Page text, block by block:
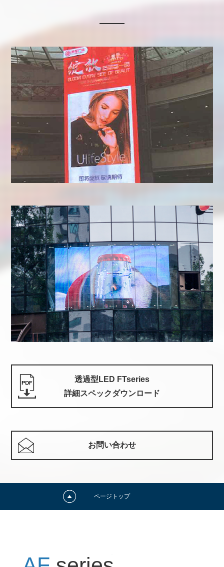
透過型LED FTseries
詳細スペックダウンロード
お問い合わせ
ページトップ